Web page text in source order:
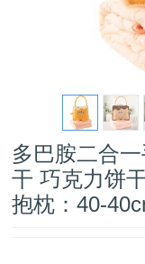
多巴胺二合
干 巧克力饼
抱枕：40-